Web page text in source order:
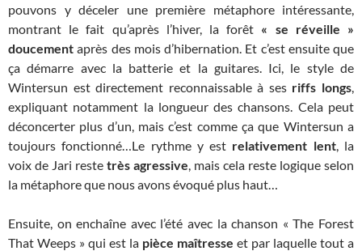
pouvons y déceler une première métaphore intéressante,
montrant le fait qu’après l’hiver, la forêt « se réveille »
doucement après des mois d’hibernation. Et c’est ensuite que
ça démarre avec la batterie et la guitares. Ici, le style de
Wintersun est directement reconnaissable à ses riffs longs,
expliquant notamment la longueur des chansons. Cela peut
déconcerter plus d’un, mais c’est comme ça que Wintersun a
toujours fonctionné…Le rythme y est relativement lent, la
voix de Jari reste très agressive, mais cela reste logique selon
la métaphore que nous avons évoqué plus haut…
Ensuite, on enchaîne avec l’été avec la chanson « The Forest
That Weeps » qui est la pièce maîtresse et par laquelle tout a